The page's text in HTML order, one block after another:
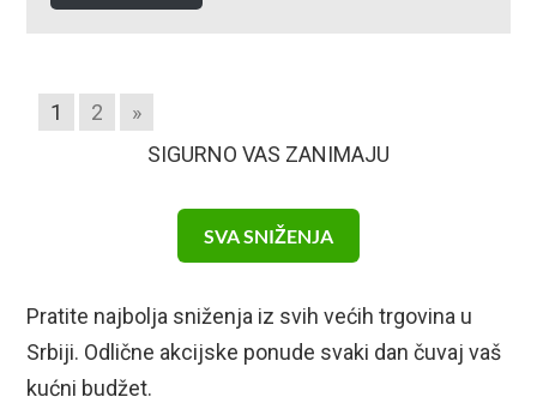
1 2
»
SIGURNO VAS ZANIMAJU
SVA SNIŽENJA
Pratite najbolja sniženja iz svih većih trgovina u
Srbiji. Odlične akcijske ponude svaki dan čuvaj vaš
kućni budžet.